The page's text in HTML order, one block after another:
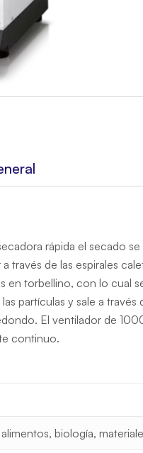
rápida el secado
de las espirales
en torbellino, con lo
partículas y sale a
El ventilador de
continuo.
biología,